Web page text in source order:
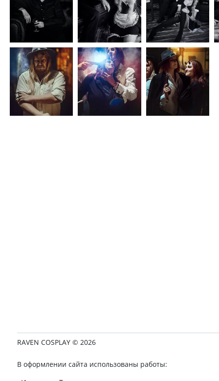
RAVEN COSPLAY © 2026
В оформлении сайта использованы работы: